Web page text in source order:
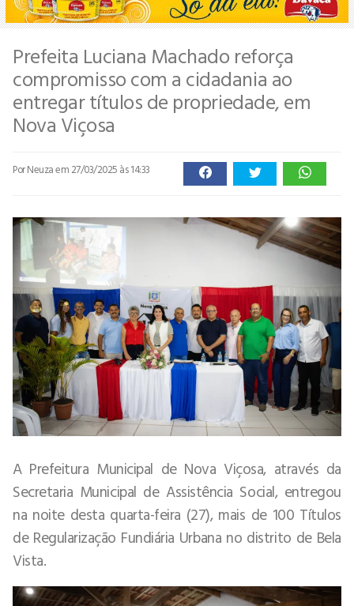
Prefeita Luciana Machado reforça
compromisso com a cidadania ao
entregar títulos de propriedade, em
Nova Viçosa
Por Neuzaem 27/03/2025 às 14:33
A Prefeitura Municipal de Nova Viçosa, através da
Secretaria Municipal de Assistência Social, entregou
na noite desta quarta-feira (27), mais de 100 Títulos
de Regularização Fundiária Urbana no distrito de Bela
Vista.